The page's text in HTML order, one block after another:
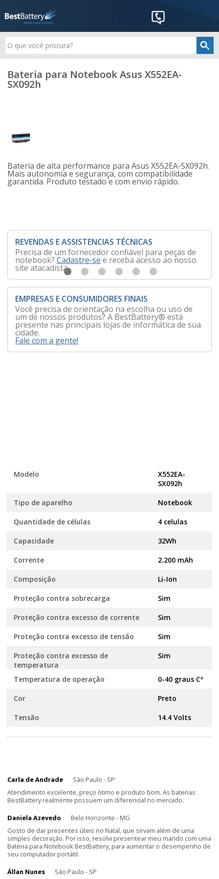
Bateria para Notebook Asus X552EA-
SX092h
Bateria de alta performance para Asus X552EA-SX092h.
Mais autonomia e segurança, com compatibilidade
garantida. Produto testado e com envio rápido.
REVENDAS E ASSISTENCIAS TÉCNICAS
Precisa de um fornecedor confiável para peças de
notebook? Cadastre-se e receba acesso ao nosso
site atacadista.
EMPRESAS E CONSUMIDORES FINAIS
Você precisa de orientação na escolha ou uso de
um de nossos produtos? A BestBattery® está
presente nas principais lojas de informática de sua
cidade.
Fale com a gente!
Modelo
X552EA-
SX092h
Tipo de aparelho Notebook
Quantidade de células 4 celulas
Capacidade 32Wh
Corrente 2.200 mAh
Composição Li-Ion
Proteção contra sobrecarga Sim
Proteção contra excesso de corrente Sim
Proteção contra excesso de tensão Sim
Proteção contra excesso de
temperatura
Sim
Temperatura de operação 0-40 graus Cº
Cor Preto
Tensão 14.4 Volts
Carla de Andrade
São Paulo - SP
Atendimento excelente, preço ótimo e produto bom. As baterias
BestBattery realmente possuem um diferencial no mercado.
Daniela Azevedo
Belo Horizonte - MG
Gosto de dar presentes úteis no Natal, que sirvam além de uma
simples decoração. Por isso, resolvi presentear meu marido com uma
Bateria para Notebook BestBattery, para aumentar o desempenho de
seu computador portátil.
Állan Nunes
São Paulo - SP